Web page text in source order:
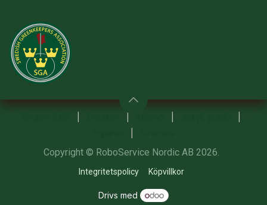
Copyright © RoboService Nordic AB 2026.
Integritetspolicy Köpvillkor
Drivs med